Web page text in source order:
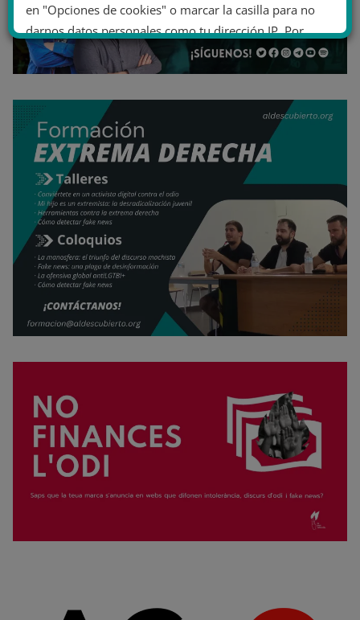
en "Opciones de cookies" o marcar la casilla para no
darnos datos personales como tu dirección IP. Por
último, puedes leer nuestra Política de cookies.
No dar mi información personal
Opciones de cookies Aceptar cookies
Rechazar cookies Política de cookies